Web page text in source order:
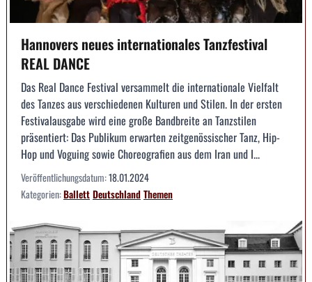
Hannovers neues internationales Tanzfestival
REAL DANCE
Das Real Dance Festival versammelt die internationale Vielfalt
des Tanzes aus verschiedenen Kulturen und Stilen. In der ersten
Festivalausgabe wird eine große Bandbreite an Tanzstilen
präsentiert: Das Publikum erwarten zeitgenössischer Tanz, Hip-
Hop und Voguing sowie Choreografien aus dem Iran und I...
Veröffentlichungsdatum:18.01.2024
Kategorien:BallettDeutschlandThemen